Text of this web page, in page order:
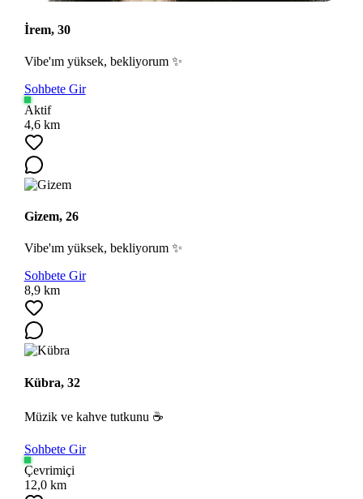
İrem, 30
Vibe'ım yüksek, bekliyorum ✨
Sohbete Gir
Aktif
4,6 km
Gizem, 26
Vibe'ım yüksek, bekliyorum ✨
Sohbete Gir
8,9 km
Kübra, 32
Müzik ve kahve tutkunu ☕
Sohbete Gir
Çevrimiçi
12,0 km